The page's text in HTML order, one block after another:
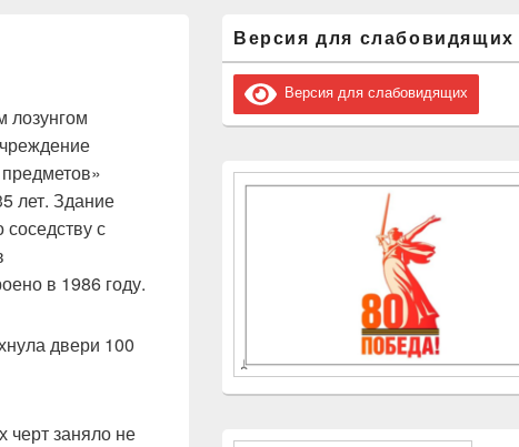
лозунгом
лет. Здание
с
в 1986 году.
двери 100
заняло не
основной
боковой
панели
Версия для слабовидящих
Версия для слабовидящих